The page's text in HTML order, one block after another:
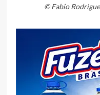
© Fabio